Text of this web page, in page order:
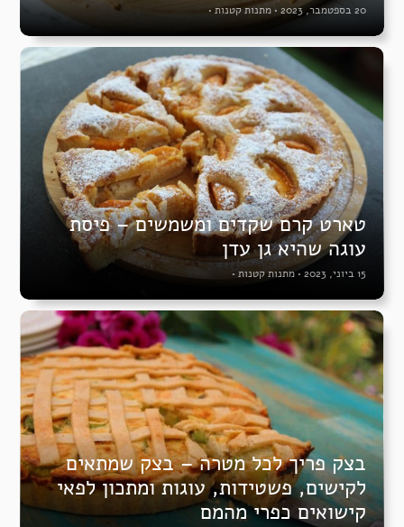
20 בספטמבר, 2023 • מתנות קטנות •
טארט קרם שקדים ומשמשים – פיסת
עוגה שהיא גן עדן
15 ביוני, 2023 •מתנות קטנות •
בצק פריך לכל מטרה – בצק שמתאים
לקישים, פשטידות, עוגות ומתכון לפאי
קישואים כפרי מהמם